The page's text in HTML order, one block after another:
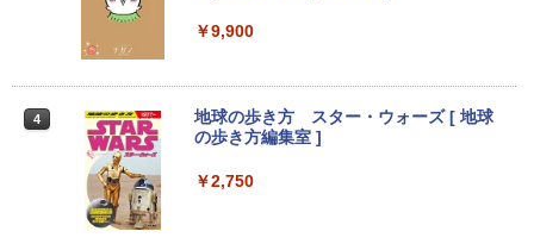
るーとゅーす コードレス ENCノイズキャン
学/WEB会議(ホワイト)
￥1,964
On My Road (Stadium ver.)
] [ 水 ] [ ペットボトル ] [ 箱買い ] [ ストック
￥998
強炭酸水 ペットボトル 500ミリリットル (Sm
￥572
スーパーの裏でヤニ吸うふたり 9巻 (デジタル
版ビッグガンガンコミックス)
￥810
￥39,800
3
【★最大100%ポイント】【新生活応援・
2026】【Office 2024 H&B】【WEBカメ
ラ×テンキー】富士通 LIFEBOOK A5510/
Core i5-10210U/メモリ: 8GB/16GB/32G
B/SSD:256GB/512GB/1TB/Wi-fi/Blueto
インホワイト]//【パソコン】
￥17,160
HDMI、D-Sub/スピーカー：あり/5年間
【IPSパネル/フレームレス】 液晶モニタ
￥9,900
4
地球の歩き方 スター・ウォーズ [ 地球
の歩き方編集室 ]
￥2,750